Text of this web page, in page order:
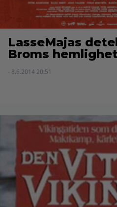
LasseMajas
Broms hemlighet
- 8.6.2014 20:51